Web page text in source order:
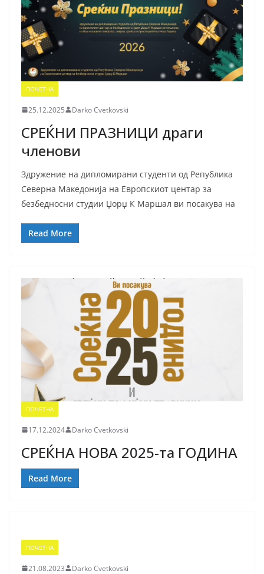
ПОЧЕТНА
25.12.2025 Darko Cvetkovski
СРЕЌНИ ПРАЗНИЦИ драги
членови
Здружение на дипломирани студенти од Република
Северна Македонија на Европскиот центар за
безбедносни студии Џорџ К Маршал ви посакува на
Read More
ПОЧЕТНА
17.12.2024 Darko Cvetkovski
СРЕЌНА НОВА 2025-та ГОДИНА
Read More
ПОЧЕТНА
21.08.2023 Darko Cvetkovski